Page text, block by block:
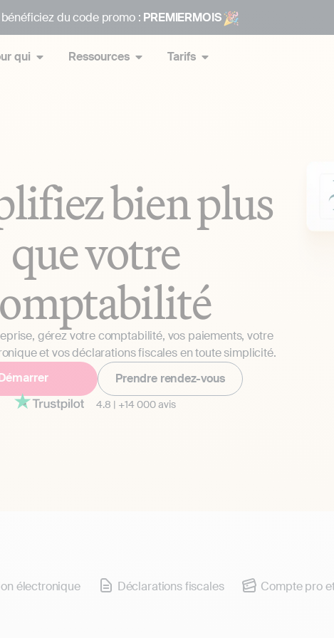
du code promo : PREMIERMOIS
qui Ressources Tarifs
bien plus
que votre
gérez votre comptabilité, vos paiements, votre
et vos déclarations fiscales en toute simplicité.
Prendre rendez-vous
4.8 | +14 000 avis
électronique Déclarations fiscales Compte pro